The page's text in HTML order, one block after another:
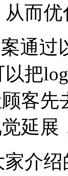
而
通
把
客
延
介